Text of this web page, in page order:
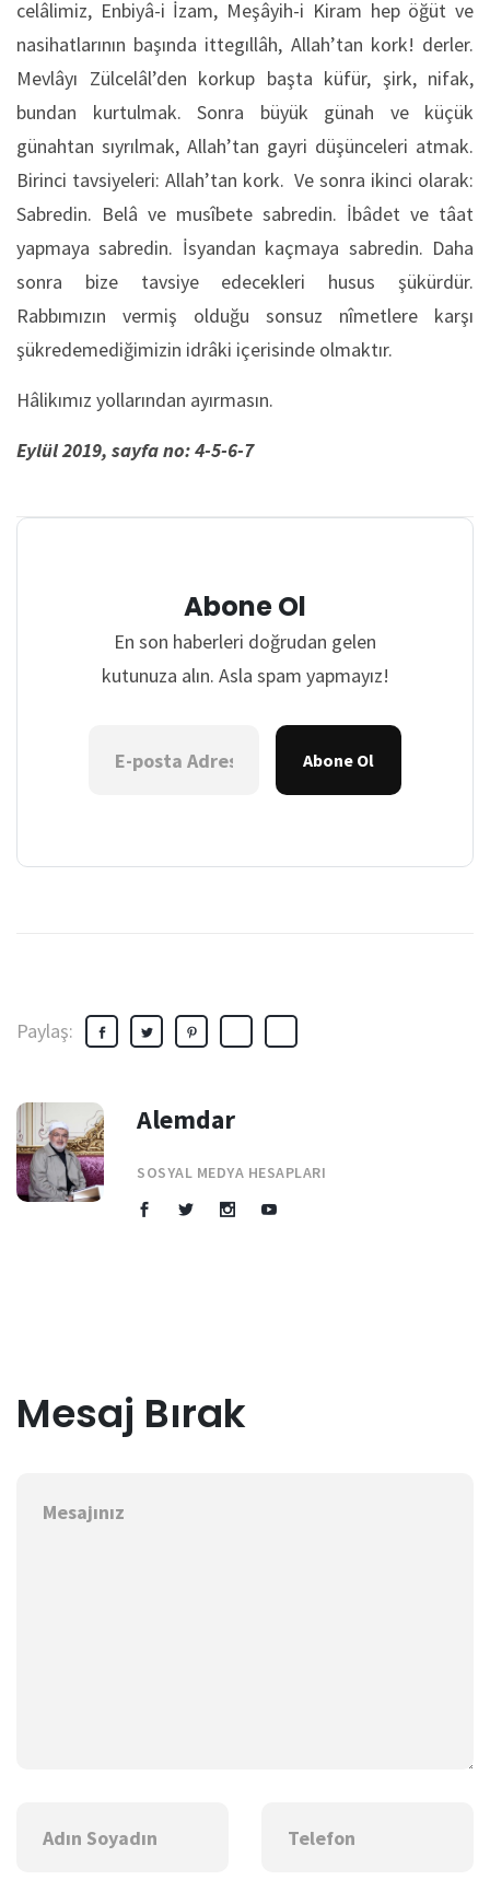
celâlimiz, Enbiyâ-i İzam, Meşâyih-i Kiram hep öğüt ve
nasihatlarının başında ittegıllâh, Allah’tan kork! derler.
Mevlâyı Zülcelâl’den korkup başta küfür, şirk, nifak,
bundan kurtulmak. Sonra büyük günah ve küçük
günahtan sıyrılmak, Allah’tan gayri düşünceleri atmak.
Birinci tavsiyeleri: Allah’tan kork. Ve sonra ikinci olarak:
Sabredin. Belâ ve musîbete sabredin. İbâdet ve tâat
yapmaya sabredin. İsyandan kaçmaya sabredin. Daha
sonra bize tavsiye edecekleri husus şükürdür.
Rabbımızın vermiş olduğu sonsuz nîmetlere karşı
şükredemediğimizin idrâki içerisinde olmaktır.
Hâlikımız yollarından ayırmasın.
Eylül 2019, sayfa no: 4-5-6-7
Abone Ol
En son haberleri doğrudan gelen
kutunuza alın. Asla spam yapmayız!
Abone Ol
Paylaş:
Alemdar
SOSYAL MEDYA HESAPLARI
Mesaj Bırak